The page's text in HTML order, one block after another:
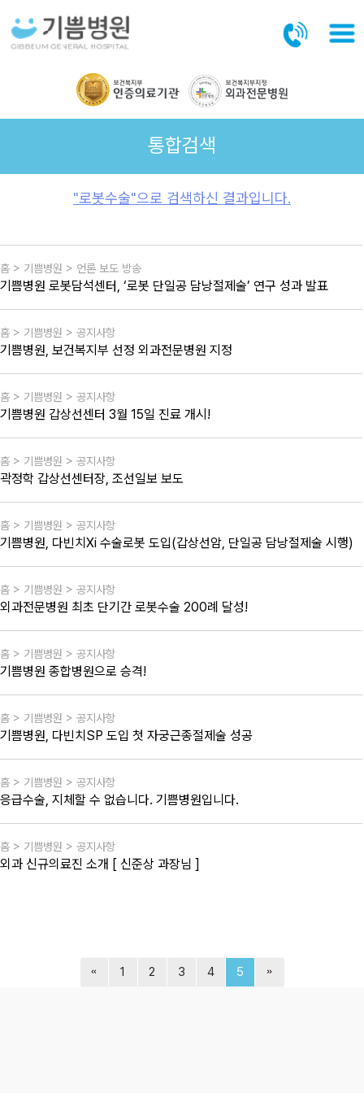
통합검색
"로봇수술"으로 검색하신 결과입니다.
홈 > 기쁨병원 > 언론 보도 방송
기쁨병원 로봇담석센터, ‘로봇 단일공 담낭절제술’ 연구 성과 발표
홈 > 기쁨병원 > 공지사항
기쁨병원, 보건복지부 선정 외과전문병원 지정
홈 > 기쁨병원 > 공지사항
기쁨병원 갑상선센터 3월 15일 진료 개시!
홈 > 기쁨병원 > 공지사항
곽정학 갑상선센터장, 조선일보 보도
홈 > 기쁨병원 > 공지사항
기쁨병원, 다빈치Xi 수술로봇 도입(갑상선암, 단일공 담낭절제술 시행)
홈 > 기쁨병원 > 공지사항
외과전문병원 최초 단기간 로봇수술 200례 달성!
홈 > 기쁨병원 > 공지사항
기쁨병원 종합병원으로 승격!
홈 > 기쁨병원 > 공지사항
기쁨병원, 다빈치SP 도입 첫 자궁근종절제술 성공
홈 > 기쁨병원 > 공지사항
응급수술, 지체할 수 없습니다. 기쁨병원입니다.
홈 > 기쁨병원 > 공지사항
외과 신규의료진 소개 [ 신준상 과장님 ]
1 2 3 4 5